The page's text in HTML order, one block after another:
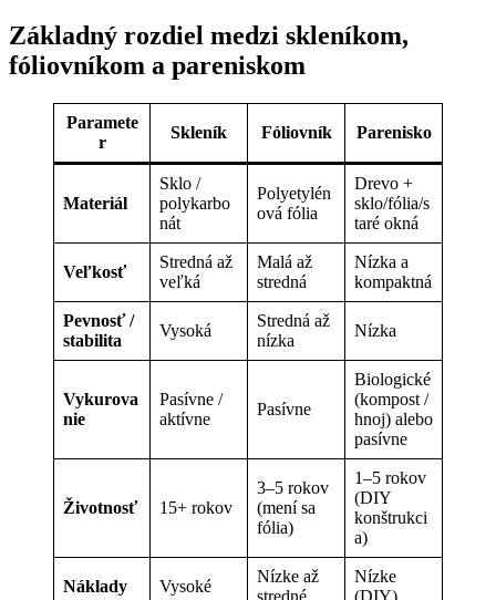
Základný rozdiel medzi skleníkom,
fóliovníkom a pareniskom
Paramete
r
Skleník Fóliovník Parenisko
Materiál
Sklo /
polykarbo
nát
Polyetylén
ová fólia
Drevo +
sklo/fólia/s
taré okná
Veľkosť
Stredná až
veľká
Malá až
stredná
Nízka a
kompaktná
Pevnosť /
stabilita
Vysoká
Stredná až
nízka
Nízka
Vykurova
nie
Pasívne /
aktívne
Pasívne
Biologické
(kompost /
hnoj) alebo
pasívne
Životnosť 15+ rokov
3–5 rokov
(mení sa
fólia)
1–5 rokov
(DIY
konštrukci
a)
Náklady Vysoké
Nízke až
stredné
Nízke
(DIY)